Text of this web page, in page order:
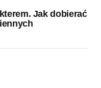
Jak dobierać